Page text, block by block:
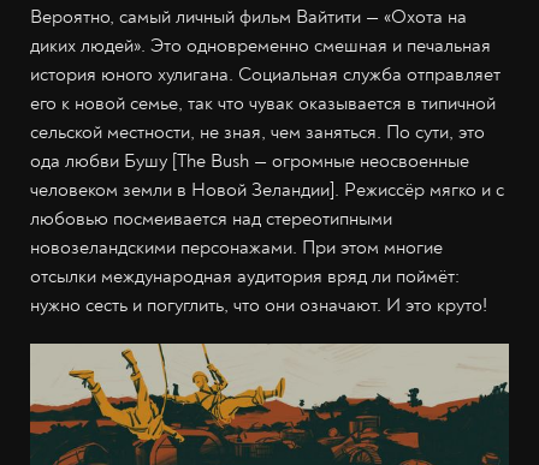
Вероятно, самый личный фильм Вайтити — «Охота на
диких людей». Это одновременно смешная и печальная
история юного хулигана. Социальная служба отправляет
его к новой семье, так что чувак оказывается в типичной
сельской местности, не зная, чем заняться. По сути, это
ода любви Бушу [The Bush — огромные неосвоенные
человеком земли в Новой Зеландии]. Режиссёр мягко и с
любовью посмеивается над стереотипными
новозеландскими персонажами. При этом многие
отсылки международная аудитория вряд ли поймёт:
нужно сесть и погуглить, что они означают. И это круто!